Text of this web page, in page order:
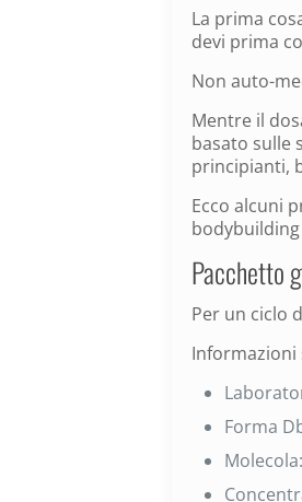
La prima
devi prima
Non auto-
Mentre il
basato sulle
principianti,
Ecco alcuni
bodybuilding
Pacchetto
Per un ciclo
Forma